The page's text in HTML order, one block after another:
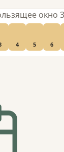
окно
4 5 6